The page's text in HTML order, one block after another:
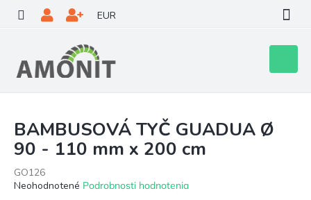
obsah
EUR
košík
BAMBUSOVÁ TYČ GUADUA Ø
90 - 110 mm x 200 cm
GO126
Priemerné
Neohodnotené Podrobnosti hodnotenia